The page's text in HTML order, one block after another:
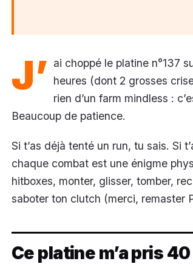
J’ ai choppé le platine n°137
heures (dont 2 grosses
rien d’un farm mindless :
Beaucoup de patience.
Si t’as déjà tenté un run, tu sais. Si
chaque combat est une énigme
hitboxes, monter, glisser, tomber,
saboter ton clutch (merci, remaster
Ce platine m’a pris